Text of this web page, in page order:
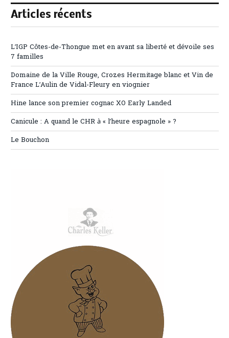
Articles récents
L’IGP Côtes-de-Thongue met en avant sa liberté et dévoile ses
7 familles
Domaine de la Ville Rouge, Crozes Hermitage blanc et Vin de
France L’Aulin de Vidal-Fleury en viognier
Hine lance son premier cognac XO Early Landed
Canicule : A quand le CHR à « l’heure espagnole » ?
Le Bouchon